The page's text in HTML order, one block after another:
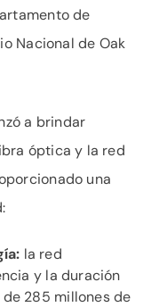
de
Nacional de Oak
a brindar
óptica y la red
una
la red
y la duración
285 millones de